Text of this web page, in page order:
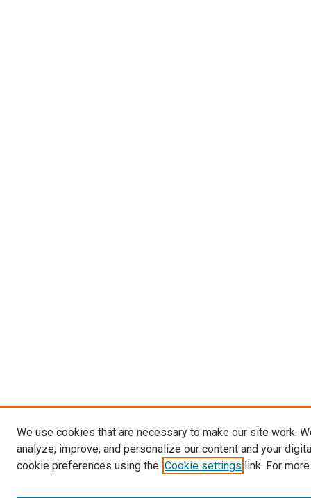
We use cookies that are necessary to make our site work.
analyze, improve, and personalize our content and your
cookie preferences using the Cookie settings link. For